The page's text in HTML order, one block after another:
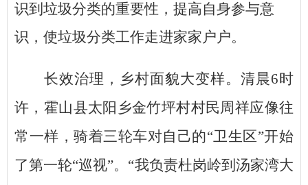
识到垃圾分类的重要性，提高自身参与意
识，使垃圾分类工作走进家家户户。
长效治理，乡村面貌大变样。 清晨6时
许，霍山县太阳乡金竹坪村村民周祥应像往
常一样，骑着三轮车对自己的“卫生区”开始
了第一轮“巡视”。“我负责杜岗岭到汤家湾大